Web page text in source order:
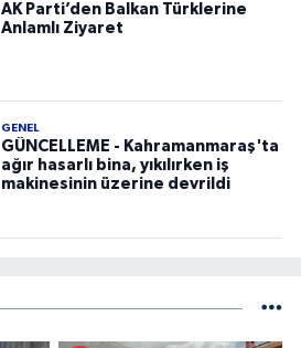
AK Parti’den Balkan Türklerine
Anlamlı Ziyaret
GENEL
GÜNCELLEME - Kahramanmaraş'ta
ağır hasarlı bina, yıkılırken iş
makinesinin üzerine devrildi